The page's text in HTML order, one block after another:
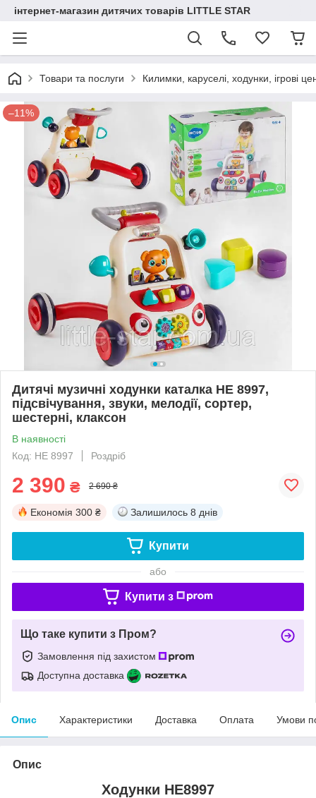
інтернет-магазин дитячих товарів LITTLE STAR
Товари та послуги Килимки, каруселі, ходунки, ігрові
–11%
Дитячі музичні ходунки каталка НЕ ​​8997,
підсвічування, звуки, мелодії, сортер,
шестерні, клаксон
В наявності
Код: НЕ 8997
Роздріб
2 390 ₴ 2 690 ₴
Економія 300 ₴ Залишилось 8 днів
Купити
або
Купити з
Що таке купити з Пром?
Замовлення під захистом
Доступна доставка
Опис Характеристики Доставка Оплата Умови
Опис
Ходунки HE8997